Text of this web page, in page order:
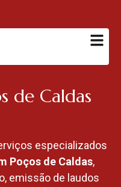
de Caldas
especializados
Poços de Caldas,
emissão de laudos